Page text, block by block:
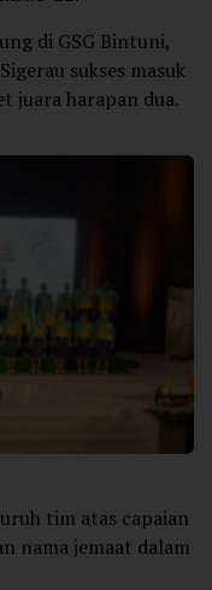
di GSG Bintuni,
sukses masuk
juara harapan dua.
tim atas capaian
nama jemaat dalam